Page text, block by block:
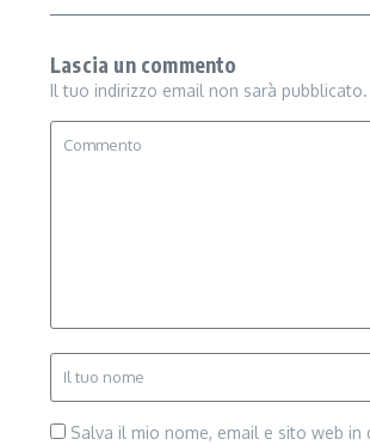
Lascia un commento
Il tuo indirizzo email non sarà pubblicato.
Salva il mio nome, email e sito web